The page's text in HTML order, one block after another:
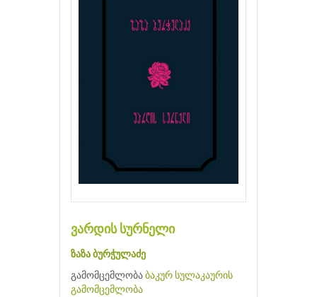
ვარდის სურნელი
ზაზა ბურჭულაძე
გამომცემლობა ბაკურ სულაკაურის
გამომცემლობა